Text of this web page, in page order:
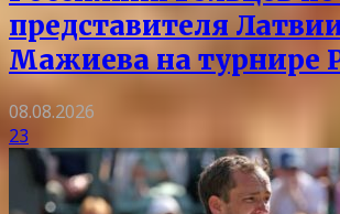
представителя
Мажиева на турнире
08.08.2026
23